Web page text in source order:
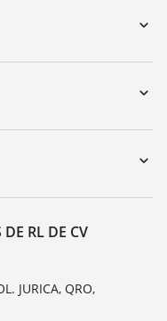
RL DE CV
JURICA, QRO,